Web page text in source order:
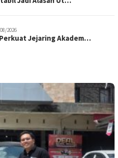
2026
Jejaring Akadem…